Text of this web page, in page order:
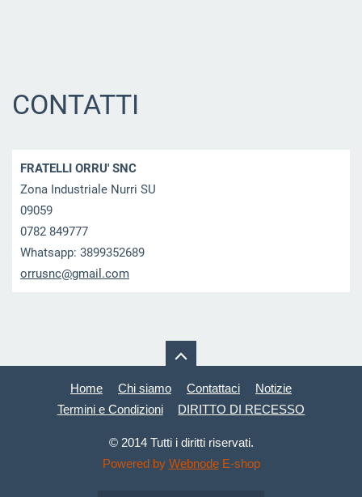
CONTATTI
FRATELLI ORRU' SNC
Zona Industriale Nurri SU
09059
0782 849777
Whatsapp: 3899352689
orrusnc@gmail.com
Home Chi siamo Contattaci
Notizie
Termini e Condizioni
DIRITTO DI RECESSO
© 2014 Tutti i diritti riservati.
Powered by WebnodeE-shop